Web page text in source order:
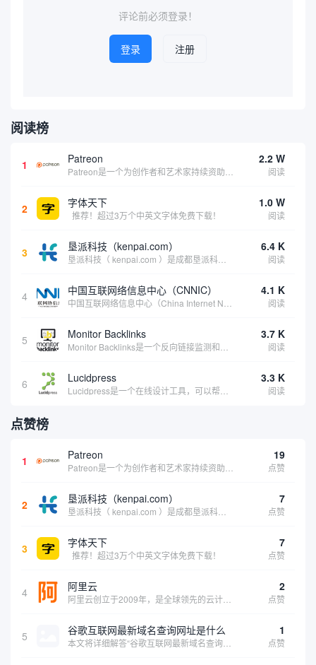
评论前必须登录！
登录 注册
阅读榜
1 Patreon 2.2 W
阅读
2 字体天下
推荐！超过3万个中英文字体免费下载！
1.0 W
阅读
3 垦派科技（kenpai.com） 6.4 K
阅读
4 中国互联网络信息中心（CNNIC） 4.1 K
阅读
5 Monitor Backlinks 3.7 K
阅读
6 Lucidpress 3.3 K
阅读
点赞榜
1 Patreon 19
点赞
2 垦派科技（kenpai.com） 7
点赞
3 字体天下
推荐！超过3万个中英文字体免费下载！
7
点赞
4 阿里云 2
点赞
5 谷歌互联网最新域名查询网址是什么 1
点赞